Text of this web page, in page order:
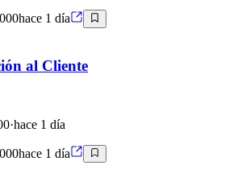
hace 1 día
al Cliente
·hace 1 día
hace 1 día